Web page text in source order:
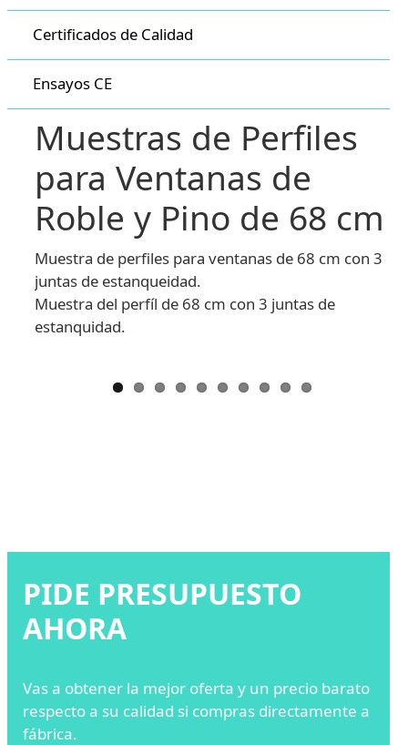
Certificados de Calidad
Ensayos CE
Muestras de Perfiles
para Ventanas de
Roble y Pino de 68 cm
Muestra de perfiles para ventanas de 68 cm con 3
juntas de estanqueidad.
Muestra del perfíl de 68 cm con 3 juntas de
estanquidad.
PIDE PRESUPUESTO
AHORA
Vas a obtener la mejor oferta y un precio barato
respecto a su calidad si compras directamente a
fábrica.